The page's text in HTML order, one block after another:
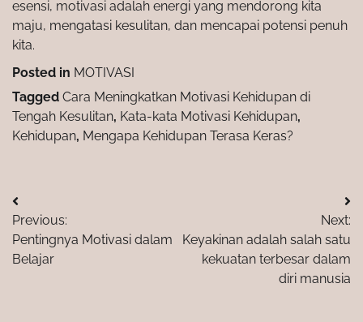
esensi, motivasi adalah energi yang mendorong kita
maju, mengatasi kesulitan, dan mencapai potensi penuh
kita.
Posted in MOTIVASI
Tagged Cara Meningkatkan Motivasi Kehidupan di
Tengah Kesulitan, Kata-kata Motivasi Kehidupan,
Kehidupan, Mengapa Kehidupan Terasa Keras?
Post
navigation
Previous:
Pentingnya Motivasi dalam
Belajar
Next:
Keyakinan adalah salah satu
kekuatan terbesar dalam
diri manusia